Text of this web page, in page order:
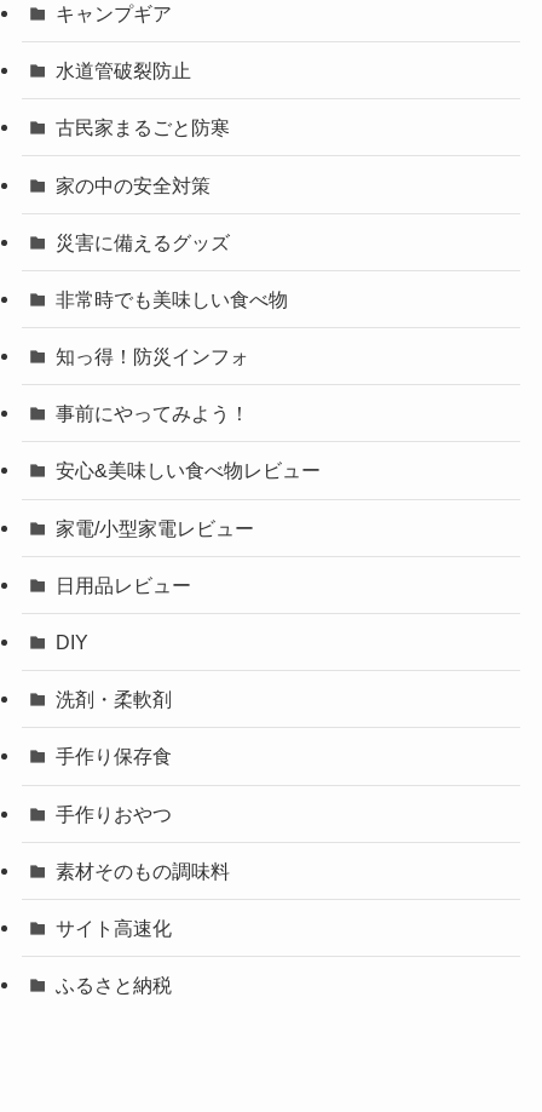
キャンプギア
水道管破裂防止
古民家まるごと防寒
家の中の安全対策
災害に備えるグッズ
非常時でも美味しい食べ物
知っ得！防災インフォ
事前にやってみよう！
安心&美味しい食べ物レビュー
家電/小型家電レビュー
日用品レビュー
DIY
洗剤・柔軟剤
手作り保存食
手作りおやつ
素材そのもの調味料
サイト高速化
ふるさと納税